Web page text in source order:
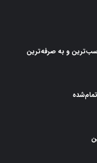
و به صرفه‌ترین